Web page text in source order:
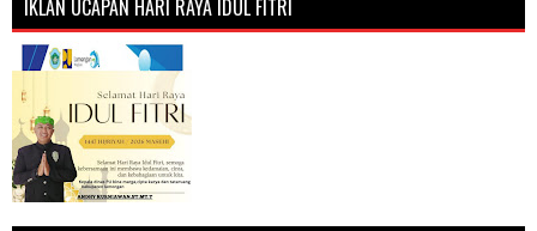
IKLAN UCAPAN HARI RAYA IDUL FITRI